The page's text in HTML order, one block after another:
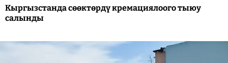
Кыргызстанда сөөктөрдү кремациялоого тыюу
салынды